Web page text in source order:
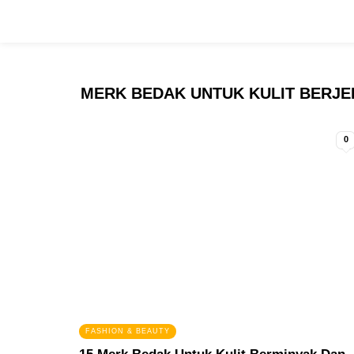
MERK BEDAK UNTUK KULIT
0
FASHION & BEAUTY